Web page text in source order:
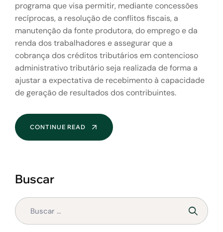
programa que visa permitir, mediante concessões
recíprocas, a resolução de conflitos fiscais, a
manutenção da fonte produtora, do emprego e da
renda dos trabalhadores e assegurar que a
cobrança dos créditos tributários em contencioso
administrativo tributário seja realizada de forma a
ajustar a expectativa de recebimento à capacidade
de geração de resultados dos contribuintes.
CONTINUE READ
Buscar